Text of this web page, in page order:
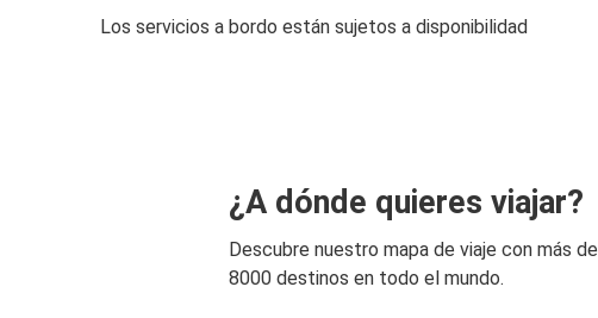
Los servicios a bordo están sujetos a disponibilidad
¿A dónde quieres viajar?
Descubre nuestro mapa de viaje con más de
8000 destinos en todo el mundo.